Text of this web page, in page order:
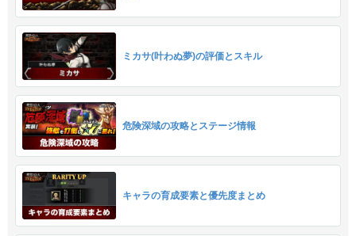
ミカサ(叶わぬ夢)の評価とスキル
危険深域の攻略とステージ情報
キャラの育成要素と優先度まとめ